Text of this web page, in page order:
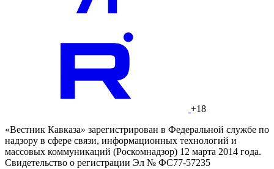
+18
«Вестник Кавказа» зарегистрирован в Федеральной службе по
надзору в сфере связи, информационных технологий и
массовых коммуникаций (Роскомнадзор) 12 марта 2014 года.
Свидетельство о регистрации Эл № ФС77-57235